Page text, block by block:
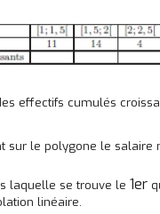
effectifs cumulés
sur le polygone le salaire
laquelle se trouve le 1er
linéaire.